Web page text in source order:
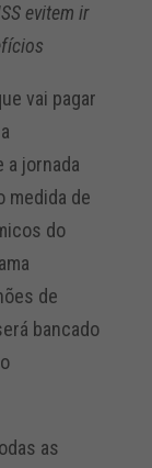
evitem ir
vai pagar
a jornada
medida de
do
de
bancado
as